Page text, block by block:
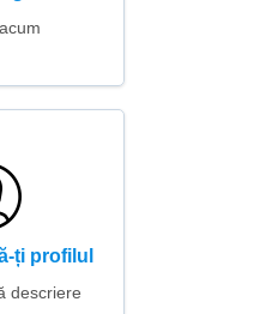
ți profilul
descriere